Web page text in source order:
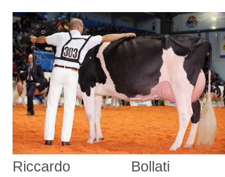
Riccardo Bollati